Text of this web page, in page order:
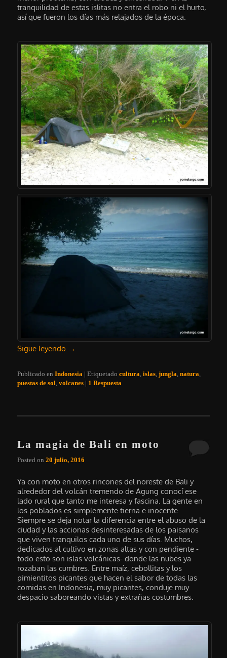
tranquilidad de estas islitas no entra el robo ni el hurto,
así que fueron los días más relajados de la época.
Sigue leyendo →
Publicado en Indonesia |Etiquetado cultura,islas,jungla,natura,
puestas de sol,volcanes | 1 Respuesta
La magia de Bali en moto
Posted on20 julio, 2016
Ya con moto en otros rincones del noreste de Bali y
alrededor del volcán tremendo de Agung conocí ese
lado rural que tanto me interesa y fascina. La gente en
los poblados es simplemente tierna e inocente.
Siempre se deja notar la diferencia entre el abuso de la
ciudad y las accionas desinteresadas de los paisanos
que viven tranquilos cada uno de sus días. Muchos,
dedicados al cultivo en zonas altas y con pendiente -
todo esto son islas volcánicas- donde las nubes ya
rozaban las cumbres. Entre maíz, cebollitas y los
pimientitos picantes que hacen el sabor de todas las
comidas en Indonesia, muy picantes, conduje muy
despacio saboreando vistas y extrañas costumbres.